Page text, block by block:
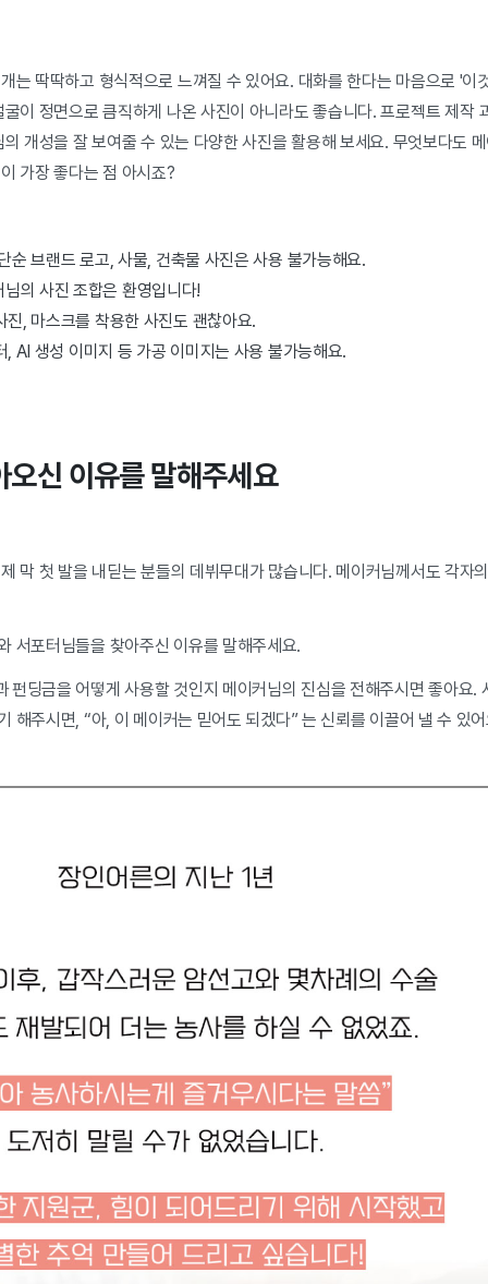
는 딱딱하고 형식적으로 느껴질 수 있어요. 대화를 한다는 마음으로 '이
이 정면으로 큼직하게 나온 사진이 아니라도 좋습니다. 프로젝트 제작
개성을 잘 보여줄 수 있는 다양한 사진을 활용해 보세요. 무엇보다도
가장 좋다는 점 아시죠?
순 브랜드 로고, 사물, 건축물 사진은 사용 불가능해요.
의 사진 조합은 환영입니다!
진, 마스크를 착용한 사진도 괜찮아요.
, AI 생성 이미지 등 가공 이미지는 사용 불가능해요.
신 이유를 말해주세요
막 첫 발을 내딛는 분들의 데뷔무대가 많습니다. 메이커님께서도 각자
서포터님들을 찾아주신 이유를 말해주세요.
펀딩금을 어떻게 사용할 것인지 메이커님의 진심을 전해주시면 좋아요.
해주시면, “아, 이 메이커는 믿어도 되겠다” 는 신뢰를 이끌어 낼 수 있